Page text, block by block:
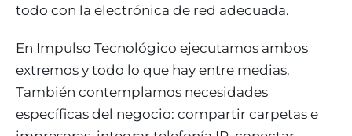
todo con la electrónica de red adecuada.
En Impulso Tecnológico ejecutamos ambos
extremos y todo lo que hay entre medias.
También contemplamos necesidades
específicas del negocio: compartir carpetas e